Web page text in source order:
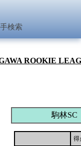
検索
ROOKIE
駒林SC
得